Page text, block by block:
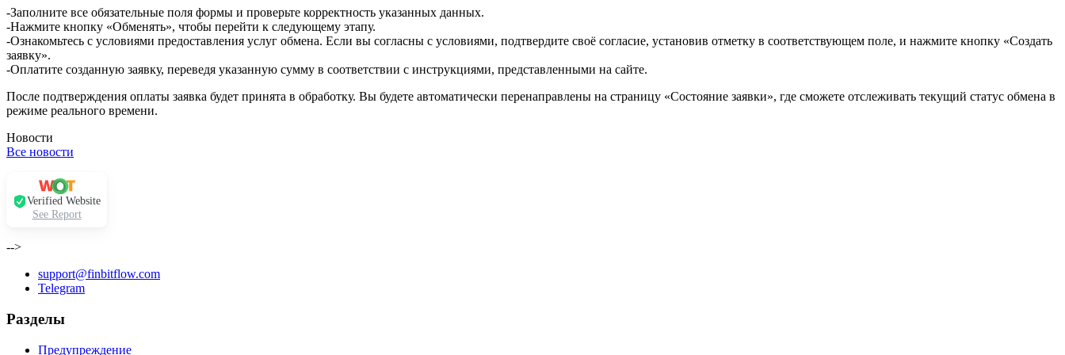
-Заполните все обязательные поля формы и проверьте корректность указанных данных.
-Нажмите кнопку «Обменять», чтобы перейти к следующему этапу.
-Ознакомьтесь с условиями предоставления услуг обмена. Если вы согласны с условиями, подтвердите своё согласие, установив отметку в соответствующем поле, и нажмите кнопку «Создать
заявку».
-Оплатите созданную заявку, переведя указанную сумму в соответствии с инструкциями, представленными на сайте.
После подтверждения оплаты заявка будет принята в обработку. Вы будете автоматически перенаправлены на страницу «Состояние заявки», где сможете отслеживать текущий статус обмена в
режиме реального времени.
Новости
Все новости
Verified Website
See Report
-->
support@finbitflow.com
Telegram
Разделы
Предупреждение